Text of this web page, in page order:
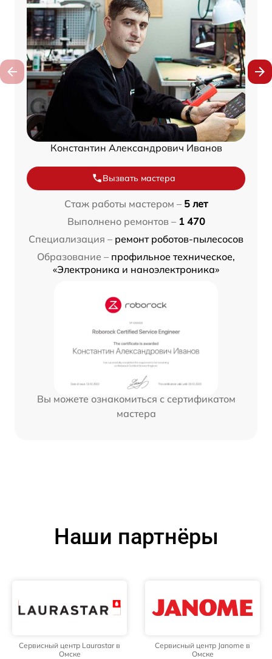
Константин Александрович Иванов
Вызвать мастера
Стаж работы мастером – 5 лет
Выполнено ремонтов – 1 470
Специализация – ремонт роботов-пылесосов
Образование – профильное техническое,
«Электроника и наноэлектроника»
Вы можете ознакомиться с сертификатом
мастера
Наши партнёры
Сервисный центр Laurastar в
Омске
Сервисный центр Janome в
Омске